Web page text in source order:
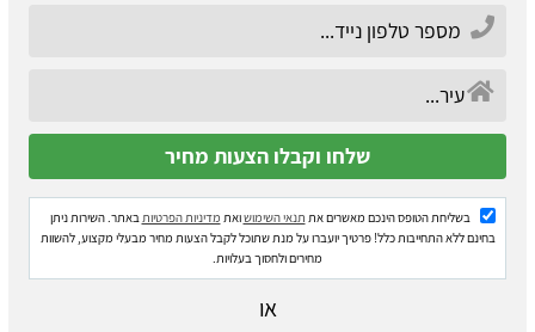
בשליחת הטופס הינכם מאשרים את תנאי השימושואת מדיניות הפרטיותבאתר. השירות ניתן
בחינם ללא התחייבות כלל! פרטיך יועברו על מנת שתוכל לקבל הצעות מחיר מבעלי מקצוע, להשוות
מחירים ולחסוך בעלויות.
או